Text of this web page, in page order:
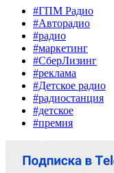
#ГПМ Радио
#Авторадио
#радио
#маркетинг
#СберЛизинг
#реклама
#Детское радио
#радиостанция
#детское
#премия